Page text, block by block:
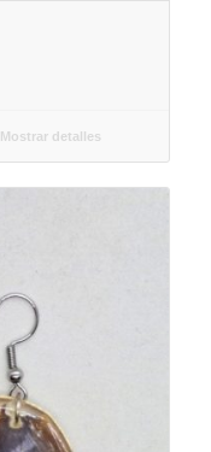
Mostrar detalles